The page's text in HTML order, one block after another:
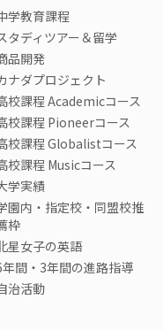
学教育課程
タディツアー＆留学
品開発
ナダプロジェクト
校課程 Academicコース
校課程 Pioneerコース
校課程 Globalistコース
校課程 Musicコース
学実績
園内・指定校・同盟校推
枠
星女子の英語
間・3年間の進路指導
治活動